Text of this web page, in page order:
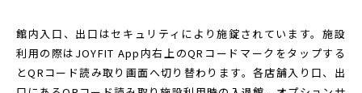
館内入口、出口はセキュリティにより施錠されています。施設
利用の際はJOYFIT App内右上のQRコードマークをタップする
とQRコード読み取り画面へ切り替わります。各店舗入り口、出